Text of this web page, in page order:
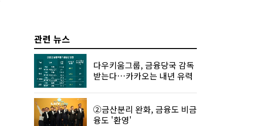
관련 뉴스
다우키움그룹, 금융당국 감독
받는다…카카오는 내년 유력
②금산분리 완화, 금융도 비금
융도 '환영'